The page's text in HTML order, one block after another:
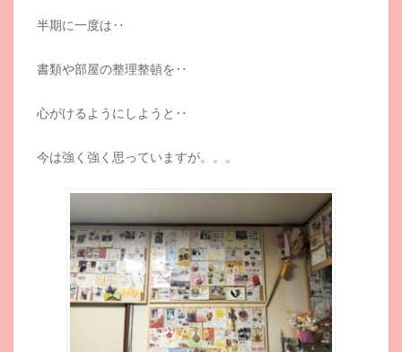
半期に一度は‥
書類や部屋の整理整頓を‥
心がけるようにしようと‥
今は強く強く思っていますが。。。